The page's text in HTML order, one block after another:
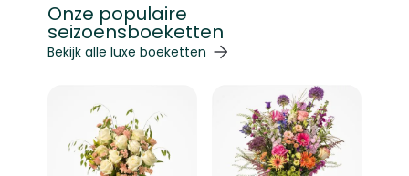
Onze populaire
seizoensboeketten
Navigeren door de elementen van de carrousel is
Druk om carrousel over te slaan
Bekijk alle luxe boeketten